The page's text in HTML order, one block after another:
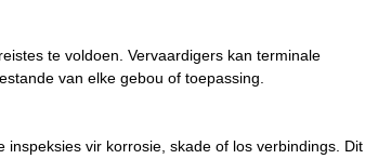
te voldoen. Vervaardigers kan terminale
van elke gebou of toepassing.
vir korrosie, skade of los verbindings. Dit